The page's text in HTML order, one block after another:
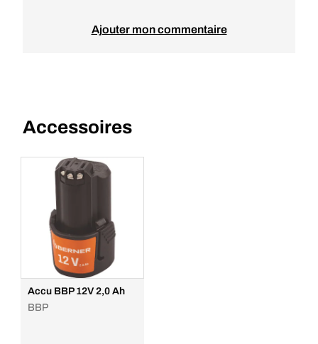
Ajouter mon commentaire
Accessoires
Accu BBP 12V 2,0 Ah
BBP